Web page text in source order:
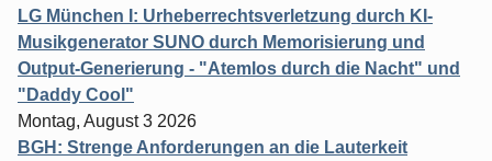
LG München I: Urheberrechtsverletzung durch KI-
Musikgenerator SUNO durch Memorisierung und
Output-Generierung - "Atemlos durch die Nacht" und
"Daddy Cool"
Montag, August 3 2026
BGH: Strenge Anforderungen an die Lauterkeit